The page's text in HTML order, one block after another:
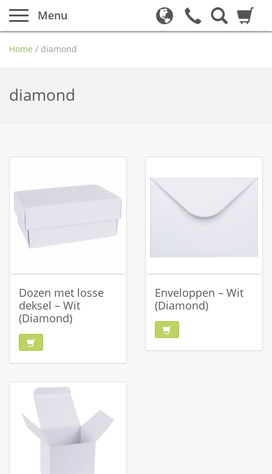
Menu
Home / diamond
diamond
Dozen met losse
deksel – Wit
(Diamond)
Enveloppen – Wit
(Diamond)